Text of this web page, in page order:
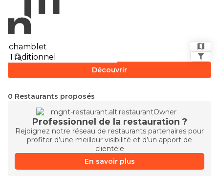
Découvrir
0 Restaurants proposés
Professionnel de la restauration ?
Rejoignez notre réseau de restaurants partenaires pour
profiter d’une meilleur visibilité et d’un apport de
clientèle
En savoir plus